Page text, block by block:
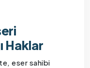
Haklar
eser sahibi